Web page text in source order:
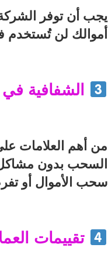
يجب أن توفر
أموالك لن تُستخدم
الشفافية
من أهم العلامات
السحب بدون مشاكل
سحب الأموال أو
تقييمات